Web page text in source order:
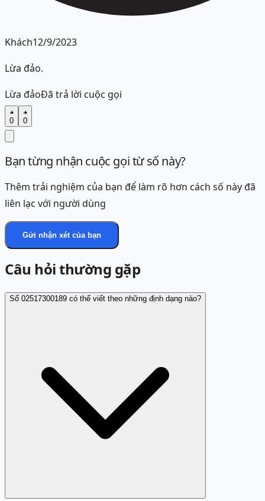
Khách12/9/2023
Lừa đảo.
Lừa đảoĐã trả lời cuộc gọi
0 0
Bạn từng nhận cuộc gọi từ số này?
Thêm trải nghiệm của bạn để làm rõ hơn cách số này đã
liên lạc với người dùng
Gửi nhận xét của bạn
Câu hỏi thường gặp
Số 02517300189 có thể viết theo những định dạng nào?